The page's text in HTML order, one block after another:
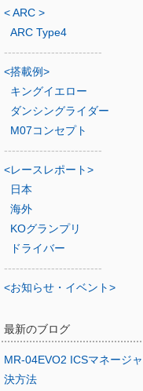
< ARC >
ARC Type4
-------------------------
<搭載例>
キングイエロー
ダンシングライダー
M07コンセプト
-------------------------
<レースレポート>
日本
海外
KOグランプリ
ドライバー
-------------------------
<お知らせ・イベント>
最新のブログ
MR-04EVO2 ICSマネージ
決方法